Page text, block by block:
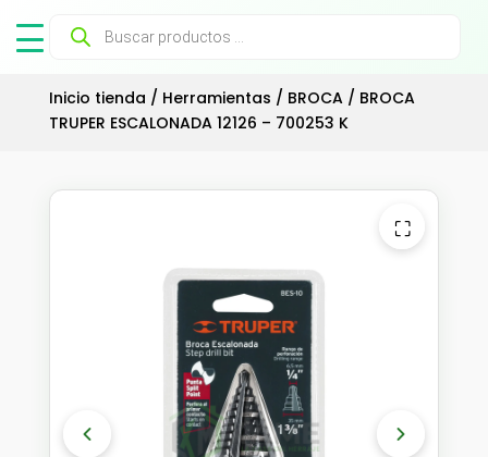
Búsqueda
productos
Inicio tienda / Herramientas / BROCA/ BROCA
TRUPER ESCALONADA 12126 – 700253 K
⛶